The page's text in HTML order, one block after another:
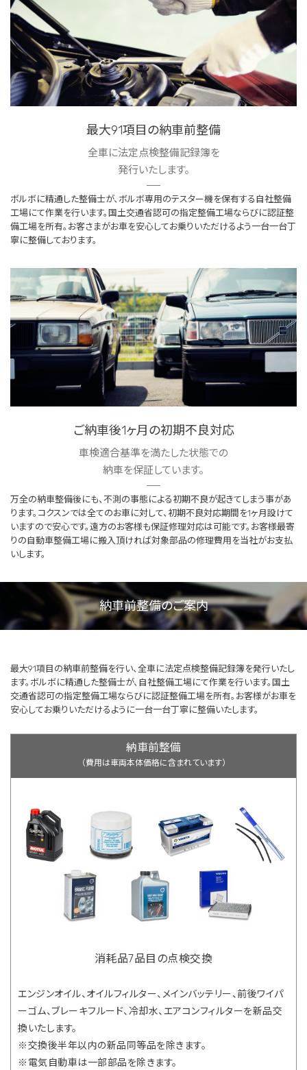
最大91項目の納車前整備
全車に法定点検整備記録簿を
発行いたします。
ボルボに精通した整備士が、ボルボ専用のテスター機を保有する自社整備
工場にて作業を行います。国土交通省認可の指定整備工場ならびに認証整
備工場を所有。お客さまがお車を安心してお乗りいただけるよう一台一台丁
寧に整備しております。
ご納車後1ヶ月の初期不良対応
車検適合基準を満たした状態での
納車を保証しています。
万全の納車整備後にも、不測の事態による初期不良が起きてしまう事があ
ります。コクスンでは全てのお車に対して、初期不良対応期間を1ヶ月設けて
いますので安心です。遠方のお客様も保証修理対応は可能です。お客様最寄
りの自動車整備工場に搬入頂ければ対象部品の修理費用を当社がお支払
いします。
納車前整備のご案内
最大91項目の納車前整備を行い、全車に法定点検整備記録簿を発行いたし
ます。ボルボに精通した整備士が、自社整備工場にて作業を行います。国土
交通省認可の指定整備工場ならびに認証整備工場を所有。お客様がお車を
安心してお乗りいただけるように一台一台丁寧に整備いたします。
納車前整備
（費用は車両本体価格に含まれています）
消耗品7品目の点検交換
エンジンオイル、オイルフィルター、メインバッテリー、前後ワイパ
ーゴム、ブレーキフルード、冷却水、エアコンフィルターを新品交
換いたします。
※交換後半年以内の新品同等品を除きます。
※電気自動車は一部部品を除きます。